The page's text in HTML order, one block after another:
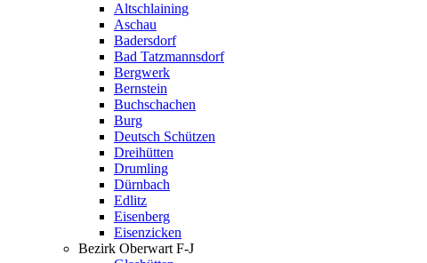
Altschlaining
Aschau
Badersdorf
Bad Tatzmannsdorf
Bergwerk
Bernstein
Buchschachen
Burg
Deutsch Schützen
Dreihütten
Drumling
Dürnbach
Edlitz
Eisenberg
Eisenzicken
Bezirk Oberwart F-J